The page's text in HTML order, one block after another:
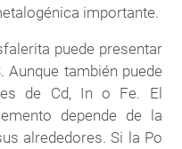
importante.
puede presentar
Aunque también puede
de Cd, In o Fe. El
depende de la
alrededores. Si la Po